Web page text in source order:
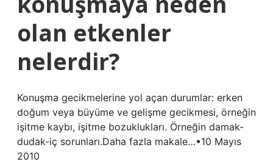
olan etkenler
nelerdir?
Konuşma gecikmelerine yol açan durumlar: erken
doğum veya büyüme ve gelişme gecikmesi, örneğin
işitme kaybı, işitme bozuklukları. Örneğin damak-
dudak-iç sorunları.Daha fazla makale…•10 Mayıs
2010